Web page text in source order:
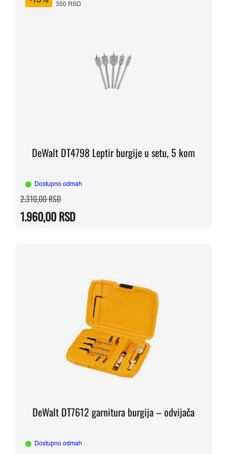
350 RSD
DeWalt DT4798 Leptir burgije u setu, 5 kom
Dostupno odmah
2.310,00RSDOriginalna
cena
bila:
2.310,00 RSD.
1.960,00RSD
Trenutna
cena
1.960,00 RSD.
DeWalt DT7612 garnitura burgija – odvijača
Dostupno odmah